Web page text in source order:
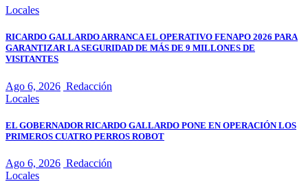
Locales
RICARDO GALLARDO ARRANCA EL OPERATIVO FENAPO 2026 PARA
GARANTIZAR LA SEGURIDAD DE MÁS DE 9 MILLONES DE
VISITANTES
Ago 6, 2026 Redacción
Locales
EL GOBERNADOR RICARDO GALLARDO PONE EN OPERACIÓN LOS
PRIMEROS CUATRO PERROS ROBOT
Ago 6, 2026 Redacción
Locales